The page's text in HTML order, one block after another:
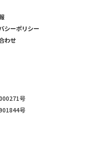
シーポリシー
わせ
号
号